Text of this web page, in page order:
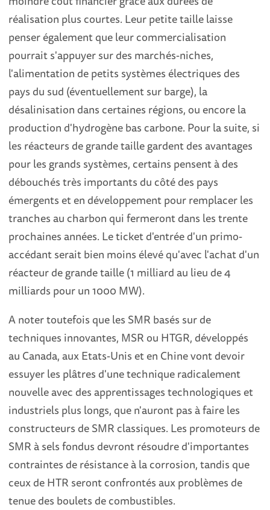
réalisation plus courtes. Leur petite taille laisse
penser également que leur commercialisation
pourrait s'appuyer sur des marchés-niches,
l'alimentation de petits systèmes électriques des
pays du sud (éventuellement sur barge), la
désalinisation dans certaines régions, ou encore la
production d'hydrogène bas carbone. Pour la suite, si
les réacteurs de grande taille gardent des avantages
pour les grands systèmes, certains pensent à des
débouchés très importants du côté des pays
émergents et en développement pour remplacer les
tranches au charbon qui fermeront dans les trente
prochaines années. Le ticket d'entrée d'un primo-
accédant serait bien moins élevé qu'avec l'achat d'un
réacteur de grande taille (1 milliard au lieu de 4
milliards pour un 1000 MW).
A noter toutefois que les SMR basés sur de
techniques innovantes, MSR ou HTGR, développés
au Canada, aux Etats-Unis et en Chine vont devoir
essuyer les plâtres d'une technique radicalement
nouvelle avec des apprentissages technologiques et
industriels plus longs, que n'auront pas à faire les
constructeurs de SMR classiques. Les promoteurs de
SMR à sels fondus devront résoudre d'importantes
contraintes de résistance à la corrosion, tandis que
ceux de HTR seront confrontés aux problèmes de
tenue des boulets de combustibles.